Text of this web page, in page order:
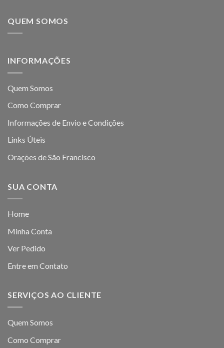
QUEM SOMOS
INFORMAÇÕES
Quem Somos
Como Comprar
Informações de Envio e Condições
Links Úteis
Orações de São Francisco
SUA CONTA
Home
Minha Conta
Ver Pedido
Entre em Contato
SERVIÇOS AO CLIENTE
Quem Somos
Como Comprar